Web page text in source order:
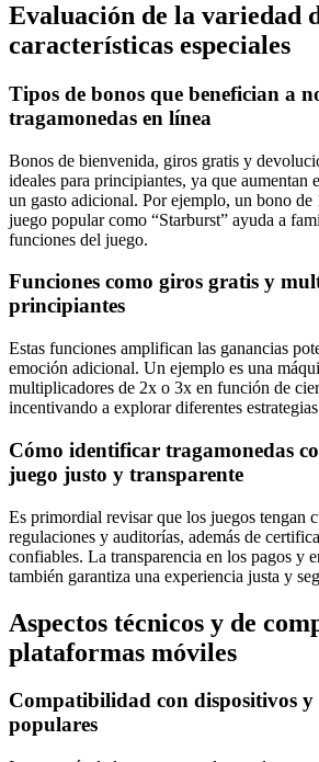
Evaluación de la variedad
características especiales
Tipos de bonos que benefician a
tragamonedas en línea
Bonos de bienvenida, giros gratis y
ideales para principiantes, ya que aumentan
un gasto adicional. Por ejemplo, un bono de
juego popular como “Starburst” ayuda a
funciones del juego.
Funciones como giros gratis y
principiantes
Estas funciones amplifican las ganancias
emoción adicional. Un ejemplo es una
multiplicadores de 2x o 3x en función de
incentivando a explorar diferentes
Cómo identificar tragamonedas
juego justo y transparente
Es primordial revisar que los juegos tengan
regulaciones y auditorías, además de
confiables. La transparencia en los pagos y
también garantiza una experiencia justa y
Aspectos técnicos y de
plataformas móviles
Compatibilidad con dispositivos y
populares